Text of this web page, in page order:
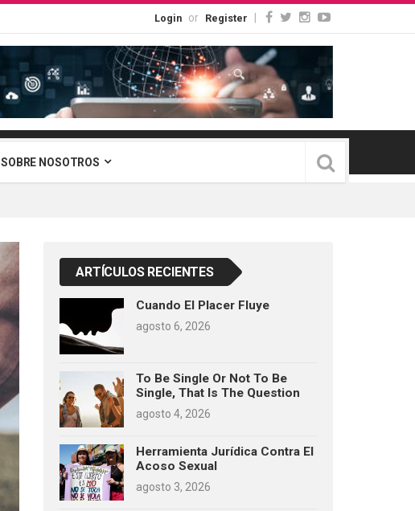
Login or Register
SOBRE NOSOTROS
ARTÍCULOS RECIENTES
Cuando El Placer Fluye
agosto 6, 2026
To Be Single Or Not To Be
Single, That Is The Question
agosto 4, 2026
Herramienta Jurídica Contra El
Acoso Sexual
agosto 3, 2026